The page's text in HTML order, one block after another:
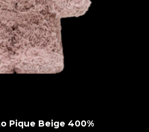
Pique Beige 400%